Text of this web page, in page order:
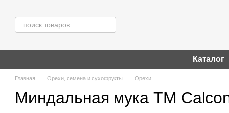
Каталог
Главная Орехи, семена и сухофрукты Орехи
Миндальная мука ТМ